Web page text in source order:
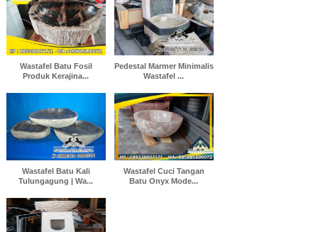
Wastafel Batu Fosil
Produk Kerajina...
Pedestal Marmer Minimalis
Wastafel ...
Wastafel Batu Kali
Tulungagung | Wa...
Wastafel Cuci Tangan
Batu Onyx Mode...